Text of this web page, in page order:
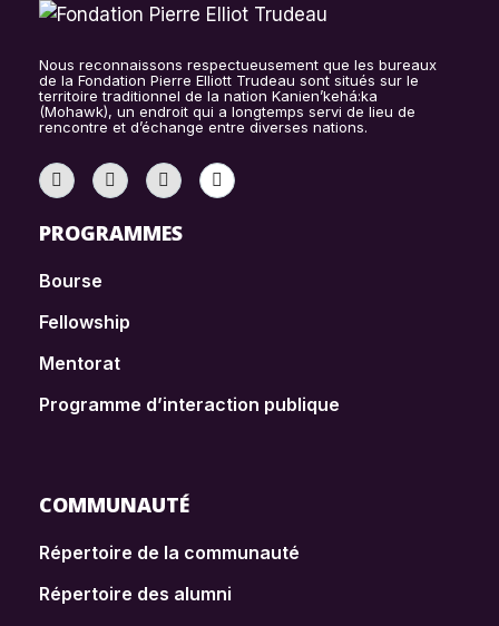
Nous reconnaissons respectueusement que les bureaux
de la Fondation Pierre Elliott Trudeau sont situés sur le
territoire traditionnel de la nation Kanien’kehá:ka
(Mohawk), un endroit qui a longtemps servi de lieu de
rencontre et d’échange entre diverses nations.
PROGRAMMES
Bourse
Fellowship
Mentorat
Programme d’interaction publique
COMMUNAUTÉ
Répertoire de la communauté
Répertoire des alumni